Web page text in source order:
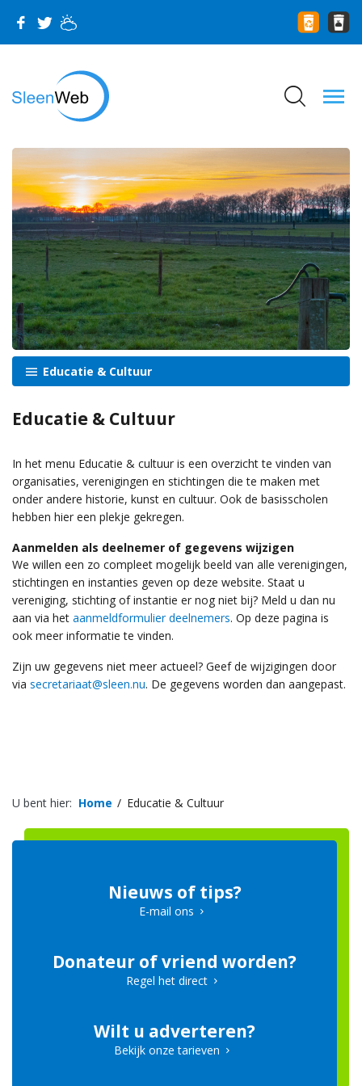
Educatie & Cultuur
Educatie & Cultuur
In het menu Educatie & cultuur is een overzicht te vinden van
organisaties, verenigingen en stichtingen die te maken met
onder andere historie, kunst en cultuur. Ook de basisscholen
hebben hier een plekje gekregen.
Aanmelden als deelnemer of gegevens wijzigen
We willen een zo compleet mogelijk beeld van alle verenigingen,
stichtingen en instanties geven op deze website. Staat u
vereniging, stichting of instantie er nog niet bij? Meld u dan nu
aan via het aanmeldformulier deelnemers. Op deze pagina is
ook meer informatie te vinden.
Zijn uw gegevens niet meer actueel? Geef de wijzigingen door
via secretariaat@sleen.nu. De gegevens worden dan aangepast.
U bent hier: Home Educatie & Cultuur
Nieuws of tips?
E-mail ons
Donateur of vriend worden?
Regel het direct
Wilt u adverteren?
Bekijk onze tarieven